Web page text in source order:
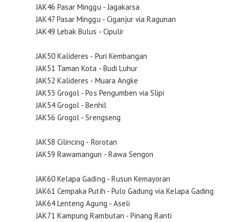
JAK46 Pasar Minggu - Jagakarsa
JAK47 Pasar Minggu - Ciganjur via Ragunan
JAK49 Lebak Bulus - Cipulir
JAK50 Kalideres - Puri Kembangan
JAK51 Taman Kota - Budi Luhur
JAK52 Kalideres - Muara Angke
JAK53 Grogol - Pos Pengumben via Slipi
JAK54 Grogol - Benhil
JAK56 Grogol - Srengseng
JAK58 Cilincing - Rorotan
JAK59 Rawamangun - Rawa Sengon
JAK60 Kelapa Gading - Rusun Kemayoran
JAK61 Cempaka Putih - Pulo Gadung via Kelapa Gading
JAK64 Lenteng Agung - Aseli
JAK71 Kampung Rambutan - Pinang Ranti